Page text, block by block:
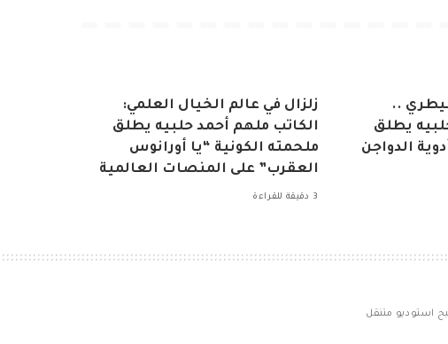
..
يطلق
الدواجن
زلزال في عالم الخيال العلمي:
الكاتب ملهم أحمد حلبيه يطلق
ملحمته الكونية “يا أورانوس
العقرب” على المنصات العالمية
3 دقيقة للقراءة